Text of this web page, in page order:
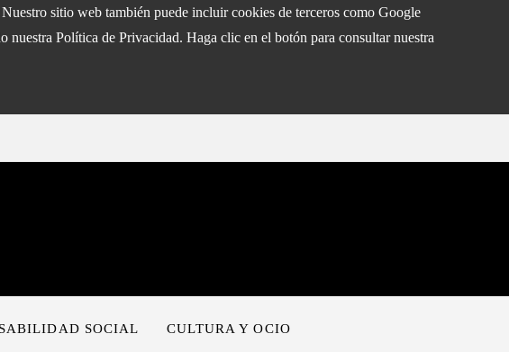
sitio web también puede incluir cookies de terceros como Google
Política de Privacidad. Haga clic en el botón para consultar nuestra
SOCIAL CULTURA Y OCIO